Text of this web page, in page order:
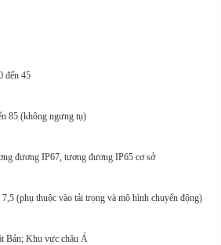
đến 45
85 (không ngưng tụ)
đương IP67, tương đương IP65 cơ sở
(phụ thuộc vào tải trọng và mô hình chuyển động)
Bản; Khu vực châu Á